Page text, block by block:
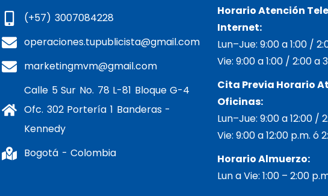
(+57) 3007084228
operaciones.tupublicista@gmail.com
marketingmvm@gmail.com
Calle 5 Sur No. 78 L-81 Bloque G-4
Ofc. 302 Portería 1 Banderas -
Kennedy
Bogotá - Colombia
Horario Atención
Internet:
Lun–Jue: 9:00 a 1:00 /
Vie: 9:00 a 1:00 / 2:00 a
Cita Previa Horario
Oficinas:
Lun–Jue: 9:00 a 12:00 /
Vie: 9:00 a 12:00 p.m. ó
Horario Almuerzo:
Lun a Vie: 1:00 – 2:00